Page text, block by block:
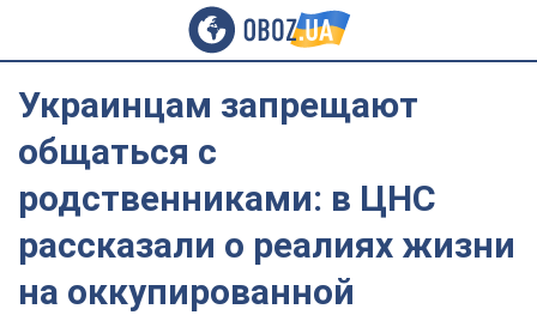
Украинцам запрещают
общаться с
родственниками: в ЦНС
рассказали о реалиях жизни
на оккупированной